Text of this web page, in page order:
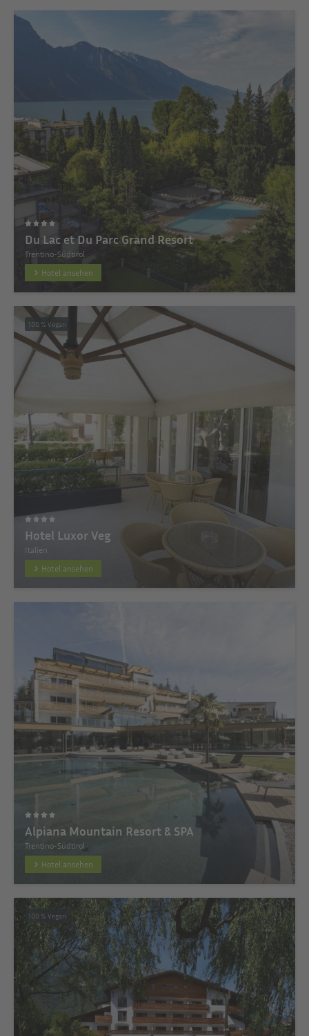
Du Lac et Du Parc Grand Resort
Trentino-Südtirol
Hotel ansehen
100 % Vegan
Hotel Luxor Veg
Italien
Hotel ansehen
Alpiana Mountain Resort & SPA
Trentino-Südtirol
Hotel ansehen
100 % Vegan